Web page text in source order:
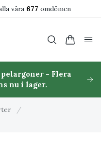
våra 677 omdömen
- Flera
nu i lager.
/